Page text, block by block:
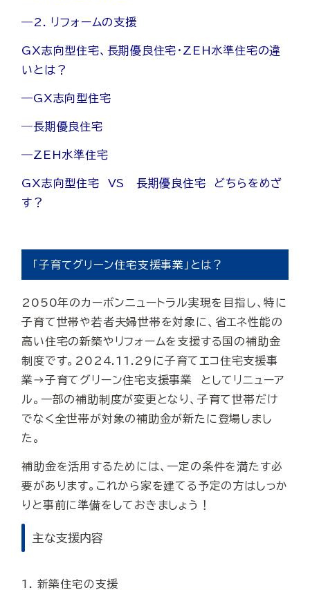
―2. リフォームの支援
GX志向型住宅、長期優良住宅・ZEH水準住宅の違
いとは？
―GX志向型住宅
―長期優良住宅
―ZEH水準住宅
GX志向型住宅 VS 長期優良住宅 どちらをめざ
す？
「子育てグリーン住宅支援事業」とは？
2050年のカーボンニュートラル実現を目指し、特に
子育て世帯や若者夫婦世帯を対象に、省エネ性能の
高い住宅の新築やリフォームを支援する国の補助金
制度です。2024.11.29に子育てエコ住宅支援事
業→子育てグリーン住宅支援事業 としてリニューア
ル。一部の補助制度が変更となり、子育て世帯だけ
でなく全世帯が対象の補助金が新たに登場しまし
た。
補助金を活用するためには、一定の条件を満たす必
要があります。これから家を建てる予定の方はしっか
りと事前に準備をしておきましょう！
主な支援内容
1. 新築住宅の支援